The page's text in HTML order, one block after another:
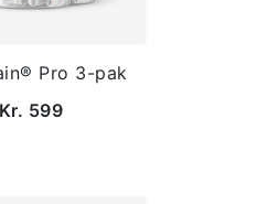
Pro 3-pak
Kr. 599